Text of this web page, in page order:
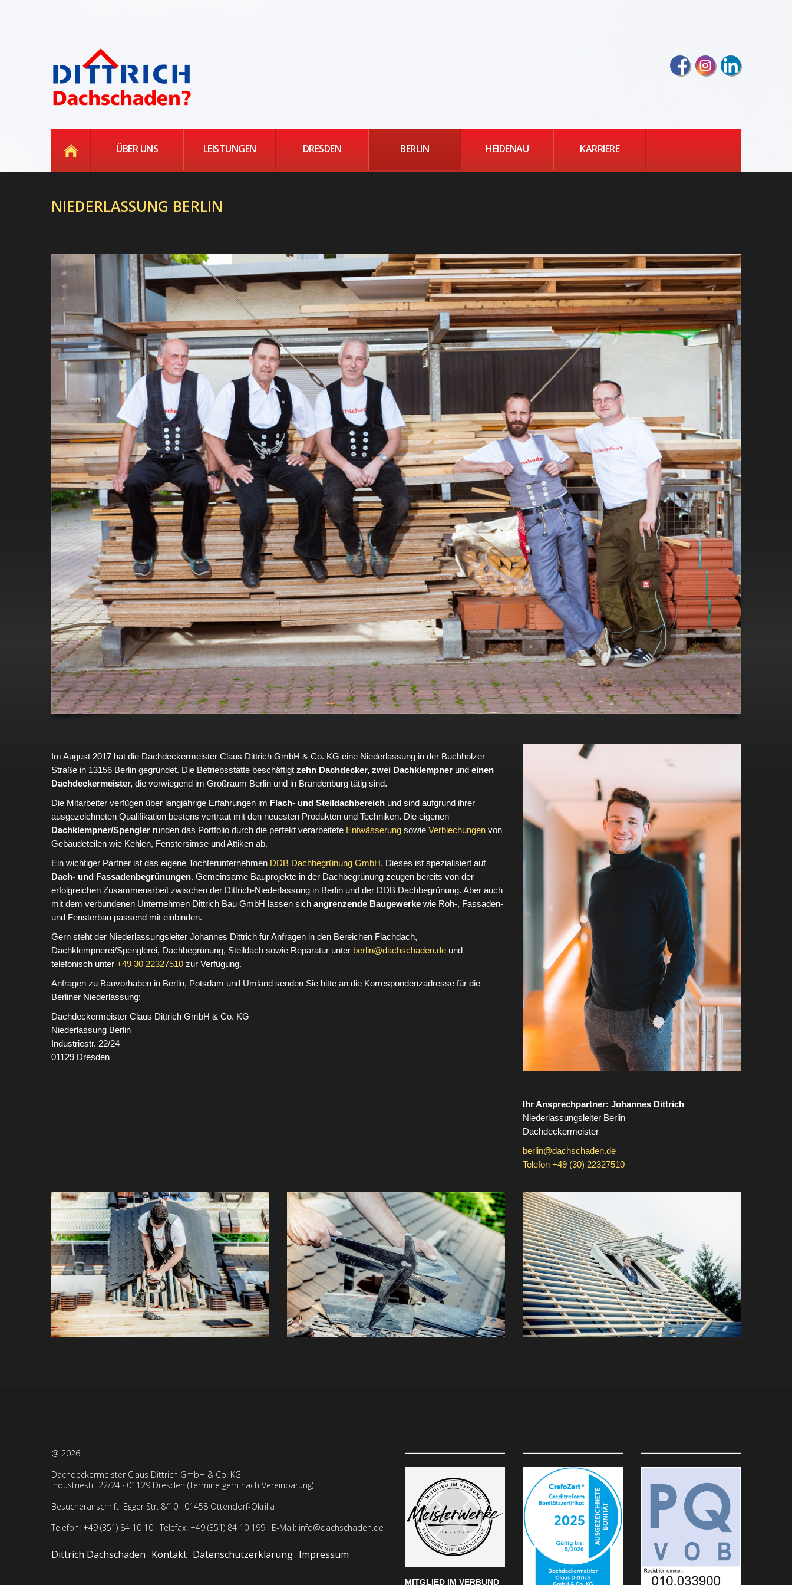
ÜBER UNS LEISTUNGEN DRESDEN BERLIN HEIDENAU KARRIERE
NIEDERLASSUNG BERLIN
Im August 2017 hat die Dachdeckermeister Claus Dittrich GmbH & Co. KG eine Niederlassung in der Buchholzer
Straße in 13156 Berlin gegründet. Die Betriebsstätte beschäftigt zehn Dachdecker, zwei Dachklempner und einen
Dachdeckermeister, die vorwiegend im Großraum Berlin und in Brandenburg tätig sind.
Die Mitarbeiter verfügen über langjährige Erfahrungen im Flach- und Steildachbereich und sind aufgrund ihrer
ausgezeichneten Qualifikation bestens vertraut mit den neuesten Produkten und Techniken. Die eigenen
Dachklempner/Spengler runden das Portfolio durch die perfekt verarbeitete Entwässerung sowie Verblechungen von
Gebäudeteilen wie Kehlen, Fenstersimse und Attiken ab.
Ein wichtiger Partner ist das eigene Tochterunternehmen DDB Dachbegrünung GmbH. Dieses ist spezialisiert auf
Dach- und Fassadenbegrünungen. Gemeinsame Bauprojekte in der Dachbegrünung zeugen bereits von der
erfolgreichen Zusammenarbeit zwischen der Dittrich-Niederlassung in Berlin und der DDB Dachbegrünung. Aber auch
mit dem verbundenen Unternehmen Dittrich Bau GmbH lassen sich angrenzende Baugewerke wie Roh-, Fassaden-
und Fensterbau passend mit einbinden.
Gern steht der Niederlassungsleiter Johannes Dittrich für Anfragen in den Bereichen Flachdach,
Dachklempnerei/Spenglerei, Dachbegrünung, Steildach sowie Reparatur unter berlin@dachschaden.de und
telefonisch unter +49 30 22327510 zur Verfügung.
Anfragen zu Bauvorhaben in Berlin, Potsdam und Umland senden Sie bitte an die Korrespondenzadresse für die
Berliner Niederlassung:
Dachdeckermeister Claus Dittrich GmbH & Co. KG
Niederlassung Berlin
Industriestr. 22/24
01129 Dresden
Ihr Ansprechpartner: Johannes Dittrich
Niederlassungsleiter Berlin
Dachdeckermeister
berlin@dachschaden.de
Telefon +49 (30) 22327510
@ 2026
Dachdeckermeister Claus Dittrich GmbH & Co. KG
Industriestr. 22/24 · 01129 Dresden (Termine gern nach Vereinbarung)
Besucheranschrift: Egger Str. 8/10 · 01458 Ottendorf-Okrilla
Telefon: +49 (351) 84 10 10 · Telefax: +49 (351) 84 10 199 · E-Mail: info@dachschaden.de
Dittrich Dachschaden Kontakt Datenschutzerklärung Impressum
MITGLIED IM VERBUND